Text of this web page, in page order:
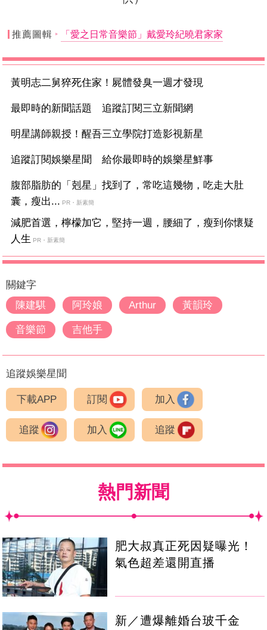
推薦圖輯 「愛之日常音樂節」戴愛玲紀曉君家家
黃明志二舅猝死住家！屍體發臭一週才發現
最即時的新聞話題 追蹤訂閱三立新聞網
明星講師親授！醒吾三立學院打造影視新星
追蹤訂閱娛樂星聞 給你最即時的娛樂星鮮事
腹部脂肪的「剋星」找到了，常吃這幾物，吃走大肚
囊，瘦出... PR・新素簡
減肥首選，檸檬加它，堅持一週，腰細了，瘦到你懷疑
人生 PR・新素簡
關鍵字
陳建騏
阿玲娘 Arthur 黃韻玲
音樂節 吉他手
追蹤娛樂星聞
下載APP 訂閱 加入
追蹤 加入 追蹤
熱門新聞
肥大叔真正死因疑曝光！
氣色超差還開直播
新／遭爆離婚台玻千金